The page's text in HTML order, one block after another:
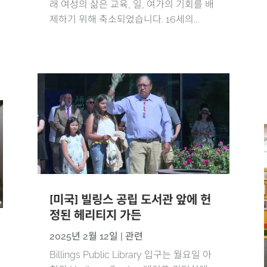
래 여성의 삶은 교육, 일, 여가의 기회를 배
제하기 위해 축소되었습니다. 16세의...
[미국] 빌링스 공립 도서관 앞에 헌
정된 헤리티지 가든
2025년 2월 12일 | 관련
Billings Public Library 입구는 월요일 아